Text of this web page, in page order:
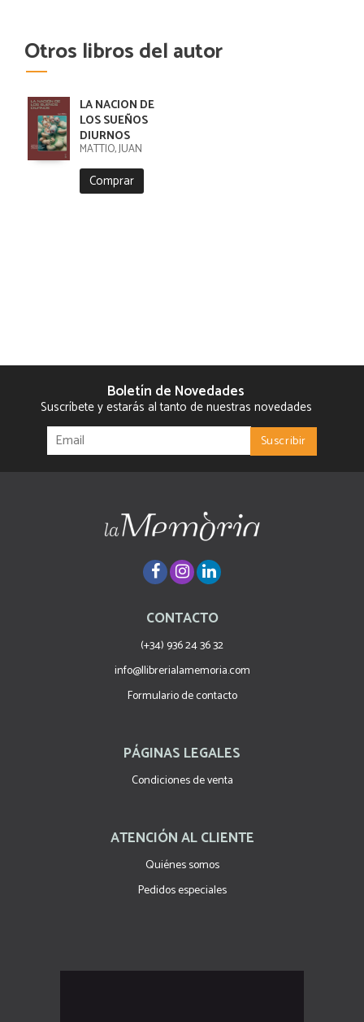
Otros libros del autor
LA NACION DE
LOS SUEÑOS
DIURNOS
MATTIO, JUAN
Comprar
Boletín de Novedades
Suscríbete y estarás al tanto de nuestras novedades
CONTACTO
(+34) 936 24 36 32
info@llibrerialamemoria.com
Formulario de contacto
PÁGINAS LEGALES
Condiciones de venta
ATENCIÓN AL CLIENTE
Quiénes somos
Pedidos especiales